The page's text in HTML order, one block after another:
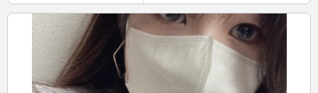
されて気持ち良くなる人は、まずいないですからね(^-^; リアルタイム
で会話してる時は相手の話すスピード、声の高低である程度感情を推
測することができるんですけど…。 文字はそれがない分どうとでも
解釈できてしまうから、誤解を生みやすいです。 「なんで女はすぐ
自分が否定されたって思うの？馬鹿なの？？」 と聞かれたのです
が、馬鹿ではないと思います。 ただ、知識不足や経験値不足による
頭の悪さ。 もしくはプライドや誇りを傷つけられた結果、被害者意